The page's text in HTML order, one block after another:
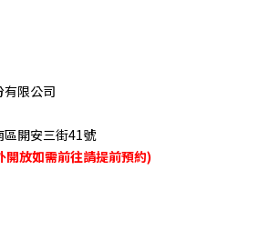
有限公司
區開安三街41號
開放如需前往請提前預約)